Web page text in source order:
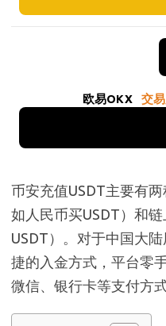
欧易OKX 交
币安充值USDT主要有
如人民币买USDT）和
USDT）。对于中国大
捷的入金方式，平台零
微信、银行卡等支付方